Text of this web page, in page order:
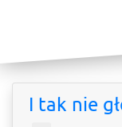
I tak nie